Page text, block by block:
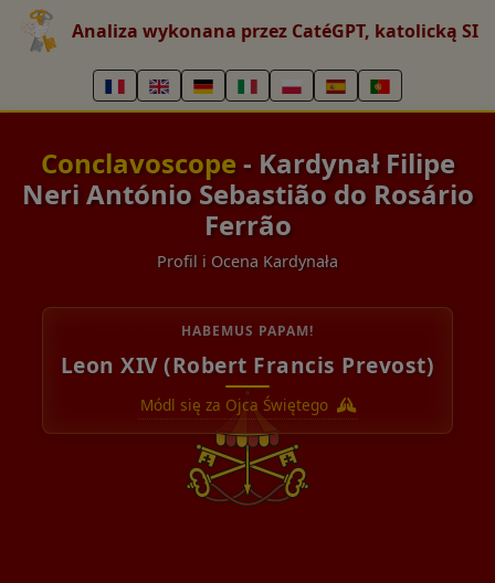
Analiza wykonana przez CatéGPT, katolicką SI
Conclavoscope - Kardynał Filipe
Neri António Sebastião do Rosário
Ferrão
Profil i Ocena Kardynała
HABEMUS PAPAM!
Leon XIV (Robert Francis Prevost)
Módl się za Ojca Świętego